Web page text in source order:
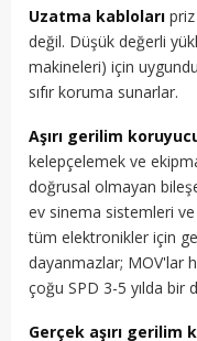
Uzatma kabloları
değil. Düşük değerli
makineleri) için
sıfır koruma sunarlar.
Aşırı gerilim
kelepçelemek ve
doğrusal olmayan
ev sinema sistemleri
tüm elektronikler için
dayanmazlar; MOV'lar
çoğu SPD 3-5 yılda bir
Gerçek aşırı gerilim